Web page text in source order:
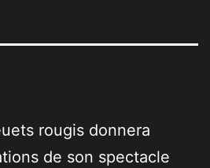
rougis donnera
de son spectacle